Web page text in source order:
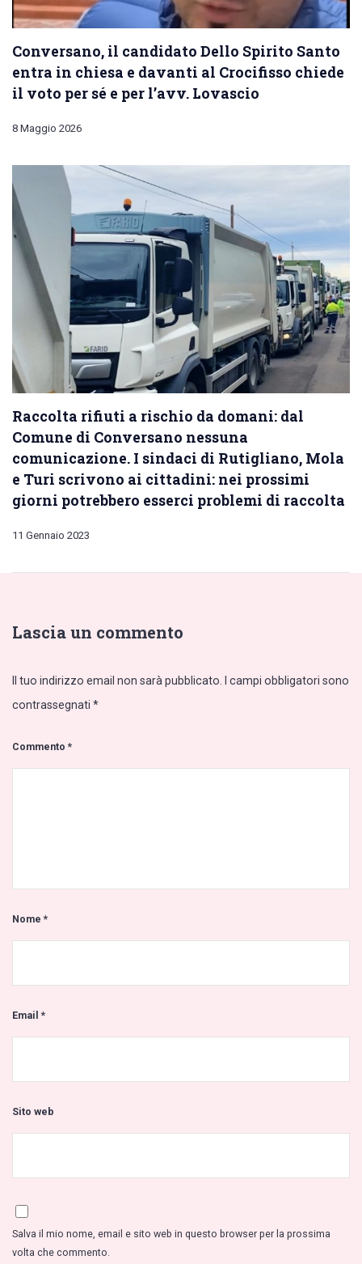
Conversano, il candidato Dello Spirito Santo
entra in chiesa e davanti al Crocifisso chiede
il voto per sé e per l’avv. Lovascio
8 Maggio 2026
Raccolta rifiuti a rischio da domani: dal
Comune di Conversano nessuna
comunicazione. I sindaci di Rutigliano, Mola
e Turi scrivono ai cittadini: nei prossimi
giorni potrebbero esserci problemi di raccolta
11 Gennaio 2023
Lascia un commento
Il tuo indirizzo email non sarà pubblicato.
I campi obbligatori sono
contrassegnati *
Commento*
Nome*
Email*
Sito web
Salva il mio nome, email e sito web in questo browser per la prossima
volta che commento.